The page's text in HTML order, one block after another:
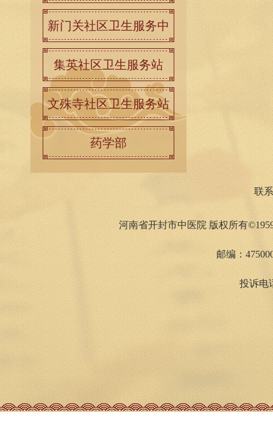
新门关社区卫生服务中
心
集英社区卫生服务站
文殊寺社区卫生服务站
药学部
联
河南省开封市中医院 版权所有
邮编：
投诉电